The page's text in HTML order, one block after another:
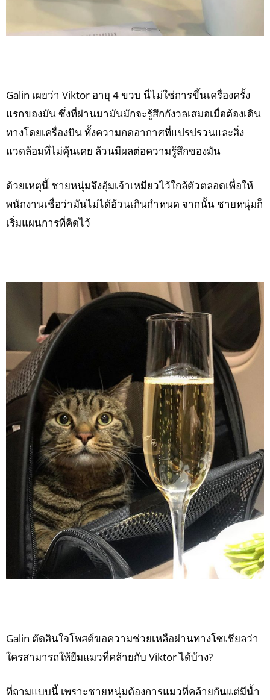
Galin เผยว่า Viktor อายุ 4 ขวบ นี่ไม่ใช่การขึ้นเครื่องครั้ง
แรกของมัน ซึ่งที่ผ่านมามันมักจะรู้สึกกังวลเสมอเมื่อต้องเดิน
ทางโดยเครื่องบิน ทั้งความกดอากาศที่แปรปรวนและสิ่ง
แวดล้อมที่ไม่คุ้นเคย ล้วนมีผลต่อความรู้สึกของมัน
ด้วยเหตุนี้ ชายหนุ่มจึงอุ้มเจ้าเหมียวไว้ใกล้ตัวตลอดเพื่อให้
พนักงานเชื่อว่ามันไม่ได้อ้วนเกินกำหนด จากนั้น ชายหนุ่มก็
เริ่มแผนการที่คิดไว้
Galin ตัดสินใจโพสต์ขอความช่วยเหลือผ่านทางโซเชียลว่า
ใครสามารถให้ยืมแมวที่คล้ายกับ Viktor ได้บ้าง?
ที่ถามแบบนี้ เพราะชายหนุ่มต้องการแมวที่คล้ายกันแต่มีน้ำ